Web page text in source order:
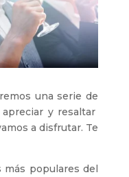
una serie de
y resaltar
a disfrutar. Te
más populares del